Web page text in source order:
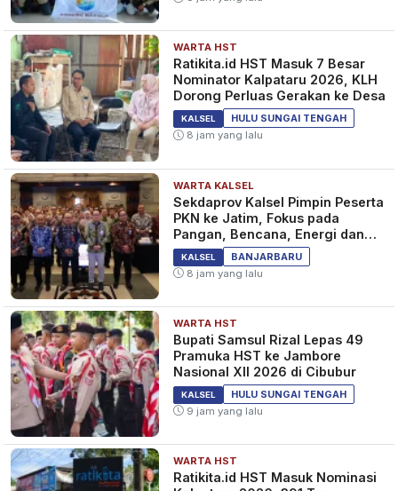
WARTA HST
Ratikita.id HST Masuk 7 Besar
Nominator Kalpataru 2026, KLH
Dorong Perluas Gerakan ke Desa
KALSEL
HULU SUNGAI TENGAH
8 jam yang lalu
WARTA KALSEL
Sekdaprov Kalsel Pimpin Peserta
PKN ke Jatim, Fokus pada
Pangan, Bencana, Energi dan
Ekonomi
KALSEL
BANJARBARU
8 jam yang lalu
WARTA HST
Bupati Samsul Rizal Lepas 49
Pramuka HST ke Jambore
Nasional XII 2026 di Cibubur
KALSEL
HULU SUNGAI TENGAH
9 jam yang lalu
WARTA HST
Ratikita.id HST Masuk Nominasi